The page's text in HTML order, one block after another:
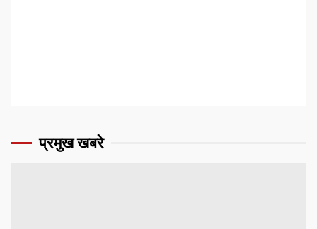
प्रमुख खबरे